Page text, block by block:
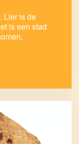
Lier is de
is een stad